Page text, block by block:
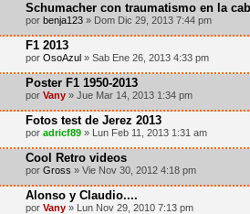
Schumacher con traumatismo en la
por benja123 » Dom Dic 29, 2013 7:44 pm
F1 2013
por OsoAzul » Sab Ene 26, 2013 4:33 pm
Poster F1 1950-2013
por Vany » Jue Mar 14, 2013 1:34 pm
Fotos test de Jerez 2013
por adricf89 » Lun Feb 11, 2013 1:31 am
Cool Retro videos
por Gross » Vie Nov 30, 2012 4:18 pm
Alonso y Claudio....
por Vany » Lun Nov 29, 2010 7:13 pm